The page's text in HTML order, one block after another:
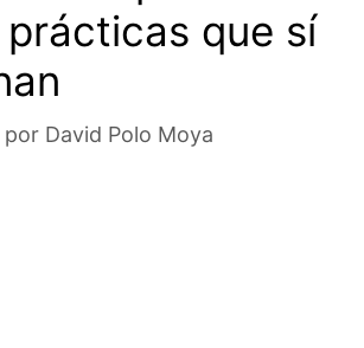
prácticas que sí
por David Polo Moya